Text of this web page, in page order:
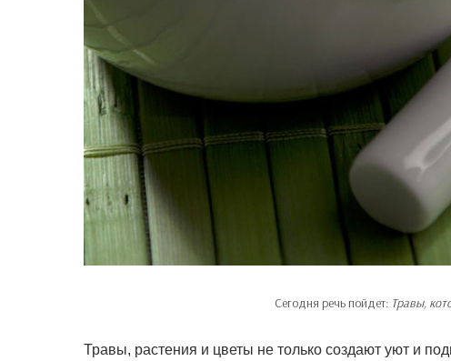
Сегодня речь пойдет: Травы,
Травы, растения и цветы не только создают уют и